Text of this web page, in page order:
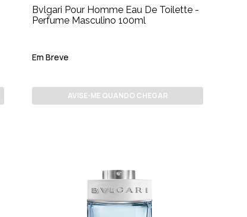
Bvlgari Pour Homme Eau De Toilette -
Perfume Masculino 100ml
Em Breve
AVISE-ME QUANDO CHEGAR